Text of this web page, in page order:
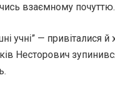
взаємному почуттю.
учні” — привіталися й
Несторович